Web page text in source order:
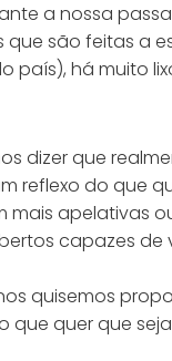
a nossa
são feitas a
há muito
dizer que
reflexo do que
apelativas
capazes
quisemos
quer que